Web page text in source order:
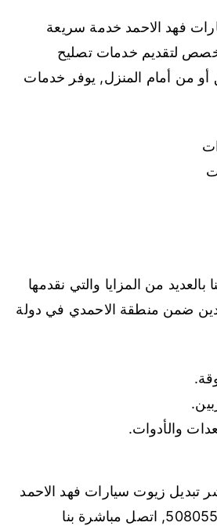
فهد الاحمد خدمة سريعة
لتقديم خدمات تصليح
من أمام المنزل, يوفر خدمات
بالعديد من المزايا والتي نقدمها
ضمن منطقة الاحمدي في دولة
والأدوات.
تبديل زيوت سيارات فهد الاحمد
على الرقم التالي 50805535, اتصل مباشرة بنا